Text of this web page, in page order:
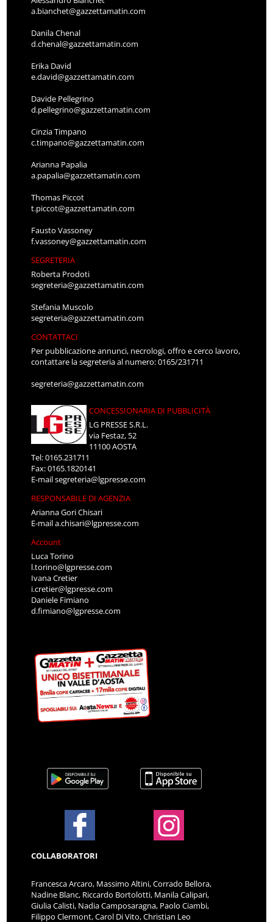
a.bianchet@gazzettamatin.com
Danila Chenal
d.chenal@gazzettamatin.com
Erika David
e.david@gazzettamatin.com
Davide Pellegrino
d.pellegrino@gazzettamatin.com
Cinzia Timpano
c.timpano@gazzettamatin.com
Arianna Papalia
a.papalia@gazzettamatin.com
Thomas Piccot
t.piccot@gazzettamatin.com
Fausto Vassoney
f.vassoney@gazzettamatin.com
SEGRETERIA
Roberta Prodoti
segreteria@gazzettamatin.com
Stefania Muscolo
segreteria@gazzettamatin.com
CONTATTACI
Per pubblicazione annunci, necrologi, offro e cerco lavoro,
contattare la segreteria al numero: 0165/231711
segreteria@gazzettamatin.com
CONCESSIONARIA DI PUBBLICITÀ
LG PRESSE S.R.L.
via Festaz, 52
11100 AOSTA
Tel: 0165.231711
Fax: 0165.1820141
E-mailsegreteria@lgpresse.com
RESPONSABILE DI AGENZIA
Arianna Gori Chisari
E-maila.chisari@lgpresse.com
Account
Luca Torino
l.torino@lgpresse.com
Ivana Cretier
i.cretier@lgpresse.com
Daniele Fimiano
d.fimiano@lgpresse.com
COLLABORATORI
Francesca Arcaro, Massimo Altini, Corrado Bellora,
Nadine Blanc, Riccardo Bortolotti, Manila Calipari,
Giulia Calisti, Nadia Camposaragna, Paolo Ciambi,
Filippo Clermont, Carol Di Vito, Christian Leo